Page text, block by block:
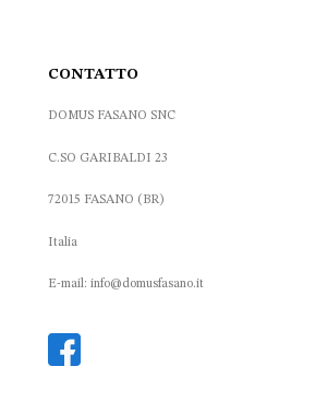
CONTATTO
DOMUS FASANO SNC
C.SO GARIBALDI 23
72015 FASANO (BR)
Italia
E-mail: info@domusfasano.it